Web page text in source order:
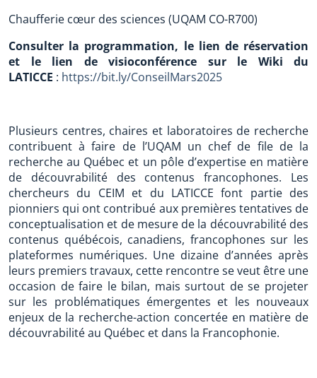
Chaufferie cœur des sciences (UQAM CO-R700)
Consulter la programmation, le lien de réservation
et le lien de visioconférence sur le Wiki du
LATICCE : https://bit.ly/ConseilMars2025
Plusieurs centres, chaires et laboratoires de recherche
contribuent à faire de l’UQAM un chef de file de la
recherche au Québec et un pôle d’expertise en matière
de découvrabilité des contenus francophones. Les
chercheurs du CEIM et du LATICCE font partie des
pionniers qui ont contribué aux premières tentatives de
conceptualisation et de mesure de la découvrabilité des
contenus québécois, canadiens, francophones sur les
plateformes numériques. Une dizaine d’années après
leurs premiers travaux, cette rencontre se veut être une
occasion de faire le bilan, mais surtout de se projeter
sur les problématiques émergentes et les nouveaux
enjeux de la recherche-action concertée en matière de
découvrabilité au Québec et dans la Francophonie.